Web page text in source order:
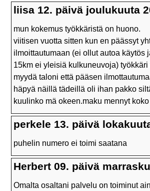
liisa 12. päivä joulukuuta
mun kokemus työkkäristä on huono.
viitisen vuotta sitten kun en päässyt
ilmoittautumaan (ei ollut autoa käytös
15km ei yleisiä kulkuneuvoja) työkkäri
myydä taloni että pääsen
häpyä näillä tädeillä oli ihan pakko
kuulinko mä okeen.maku mennyt
perkele 13. päivä
puhelin numero ei toimi saatana
Herbert 09. päivä
Omalta osaltani palvelu on toiminut